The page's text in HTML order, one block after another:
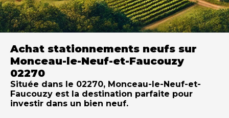
Achat stationnements neufs sur
Monceau-le-Neuf-et-Faucouzy
02270
Située dans le 02270, Monceau-le-Neuf-et-
Faucouzy est la destination parfaite pour
investir dans un bien neuf.